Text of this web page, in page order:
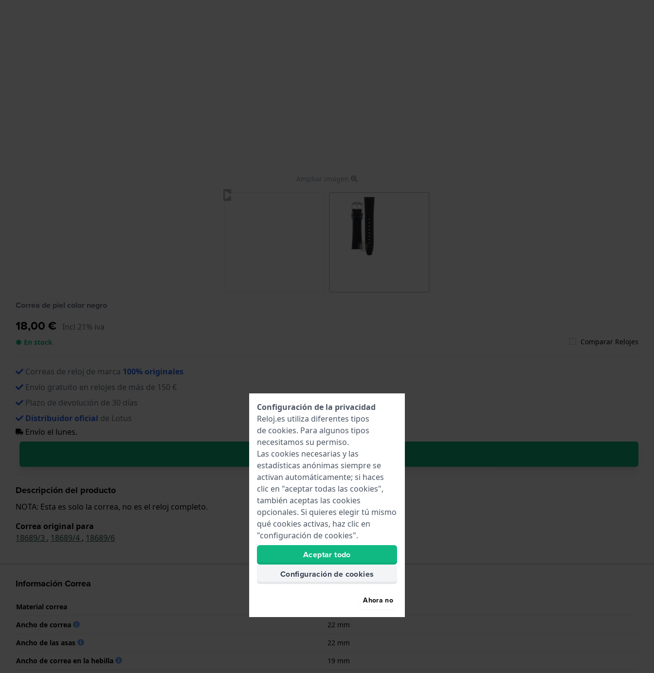
Ampliar imagen
Correa de piel color negro
18,00 € Incl 21% iva
● En stock Comparar Relojes
Correas de reloj de marca 100% originales
Envío gratuito en relojes de más de 150 €
Plazo de devolución de 30 días
Distribuidor oficial de Lotus
Envío el lunes.
Añadir al carrito
Descripción del producto
NOTA: Esta es solo la correa, no es el reloj completo.
Correa original para
18689/3 , 18689/4 , 18689/6
Información Correa
Material correa
Ancho de correa
22 mm
Ancho de las asas
22 mm
Ancho de correa en la hebilla
19 mm
Configuración de la privacidad
Reloj.es utiliza diferentes tipos
de cookies. Para algunos tipos
necesitamos su permiso.
Las cookies necesarias y las
estadísticas anónimas siempre se
activan automáticamente; si haces
clic en "aceptar todas las cookies",
también aceptas las cookies
opcionales. Si quieres elegir tú mismo
qué cookies activas, haz clic en
"configuración de cookies".
Aceptar todo
Configuración de cookies
Ahora no